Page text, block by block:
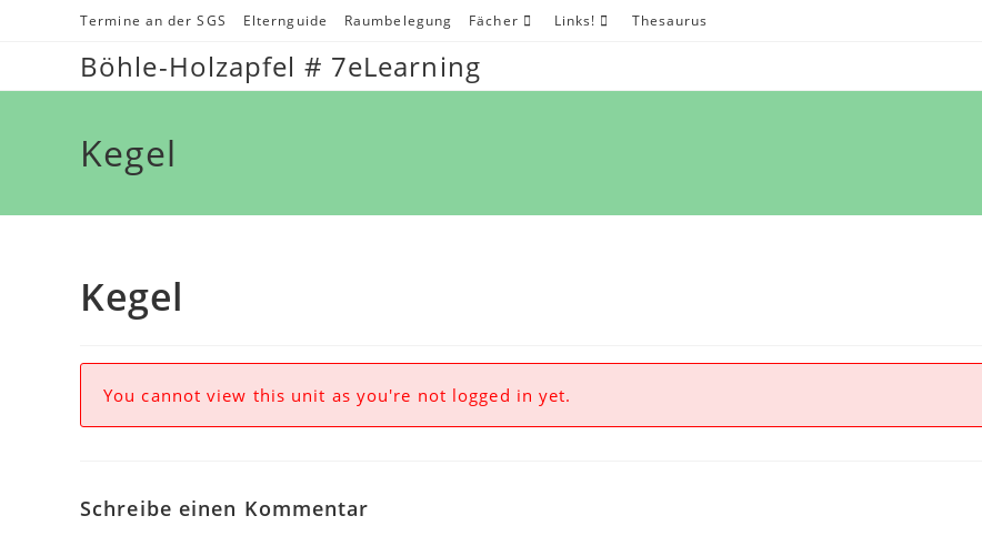
Termine an der SGS Elternguide Raumbelegung Fächer Links! Thesaurus
Böhle-Holzapfel # 7eLearning
Kegel
Kegel
You cannot view this unit as you're not logged in yet.
Schreibe einen Kommentar